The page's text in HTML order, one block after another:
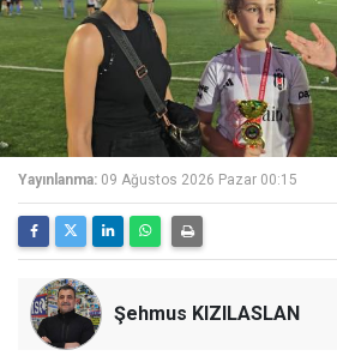
Yayınlanma: 09 Ağustos 2026 Pazar 00:15
Şehmus KIZILASLAN